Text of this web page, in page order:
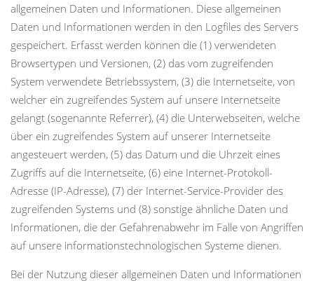
allgemeinen Daten und Informationen. Diese allgemeinen
Daten und Informationen werden in den Logfiles des Servers
gespeichert. Erfasst werden können die (1) verwendeten
Browsertypen und Versionen, (2) das vom zugreifenden
System verwendete Betriebssystem, (3) die Internetseite, von
welcher ein zugreifendes System auf unsere Internetseite
gelangt (sogenannte Referrer), (4) die Unterwebseiten, welche
über ein zugreifendes System auf unserer Internetseite
angesteuert werden, (5) das Datum und die Uhrzeit eines
Zugriffs auf die Internetseite, (6) eine Internet-Protokoll-
Adresse (IP-Adresse), (7) der Internet-Service-Provider des
zugreifenden Systems und (8) sonstige ähnliche Daten und
Informationen, die der Gefahrenabwehr im Falle von Angriffen
auf unsere informationstechnologischen Systeme dienen.
Bei der Nutzung dieser allgemeinen Daten und Informationen